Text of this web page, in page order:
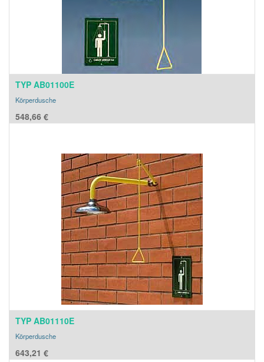
TYP AB01100E
Körperdusche
548,66 €
TYP AB01110E
Körperdusche
643,21 €